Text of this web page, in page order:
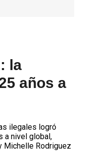
la
años a
ilegales logró
a nivel global,
Michelle Rodriguez